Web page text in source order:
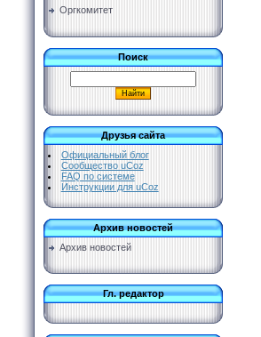
Оргкомитет
Поиск
Друзья сайта
Официальный блог
Сообщество uCoz
FAQ по системе
Инструкции для uCoz
Архив новостей
Архив новостей
Гл. редактор